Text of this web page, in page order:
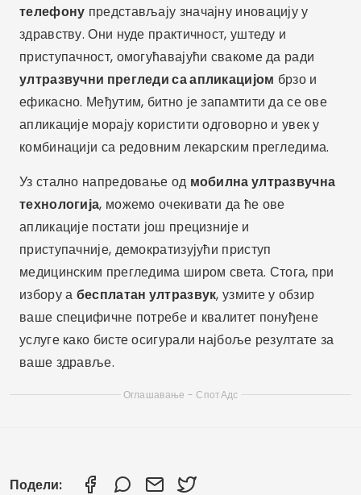
телефону представљају значајну иновацију у
здравству. Они нуде практичност, уштеду и
приступачност, омогућавајући свакоме да ради
ултразвучни прегледи са апликацијом брзо и
ефикасно. Међутим, битно је запамтити да се ове
апликације морају користити одговорно и увек у
комбинацији са редовним лекарским прегледима.
Уз стално напредовање од мобилна ултразвучна
технологија, можемо очекивати да ће ове
апликације постати још прецизније и
приступачније, демократизујући приступ
медицинским прегледима широм света. Стога, при
избору а бесплатан ултразвук, узмите у обзир
ваше специфичне потребе и квалитет понуђене
услуге како бисте осигурали најбоље резултате за
ваше здравље.
Оглашавање - СпотАдс
Подели: